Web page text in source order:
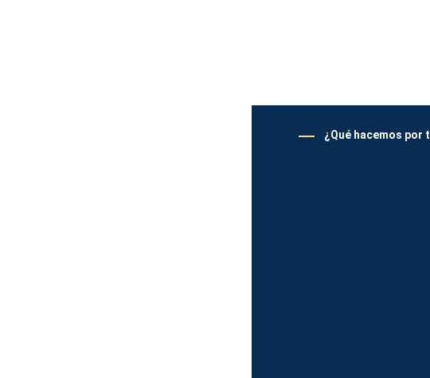
¿Qué hacemos por